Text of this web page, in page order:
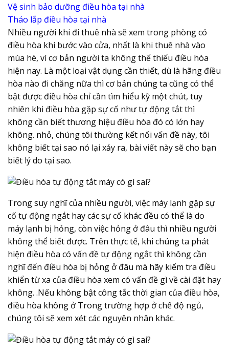
Vệ sinh bảo dưỡng điều hòa tại nhà
Tháo lắp điều hòa tại nhà
Nhiều người khi đi thuê nhà sẽ xem trong phòng có
điều hòa khi bước vào cửa, nhất là khi thuê nhà vào
mùa hè, vì cơ bản người ta không thể thiếu điều hòa
hiện nay. Là một loại vật dụng cần thiết, dù là hãng điều
hòa nào đi chăng nữa thì cơ bản chúng ta cũng có thể
bật được điều hòa chỉ cần tìm hiểu kỹ một chút, tuy
nhiên khi điều hòa gặp sự cố như tự động tắt thì
không cần biết thương hiệu điều hòa đó có lớn hay
không. nhỏ, chúng tôi thường kết nối vấn đề này, tôi
không biết tại sao nó lại xảy ra, bài viết này sẽ cho bạn
biết lý do tại sao.
Trong suy nghĩ của nhiều người, việc máy lạnh gặp sự
cố tự động ngắt hay các sự cố khác đều có thể là do
máy lạnh bị hỏng, còn việc hỏng ở đâu thì nhiều người
không thể biết được. Trên thực tế, khi chúng ta phát
hiện điều hòa có vấn đề tự động ngắt thì không cần
nghĩ đến điều hòa bị hỏng ở đâu mà hãy kiểm tra điều
khiển từ xa của điều hòa xem có vấn đề gì về cài đặt hay
không. .Nếu không bật công tắc thời gian của điều hòa,
điều hòa không ở Trong trường hợp ở chế độ ngủ,
chúng tôi sẽ xem xét các nguyên nhân khác.